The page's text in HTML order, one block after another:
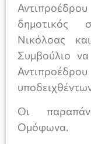
δημοτικός
Νικόλοας
Συμβούλιο
Οι
Ομόφωνα.